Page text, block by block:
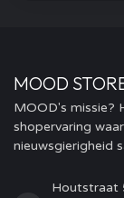
MOOD
MOOD's missie?
shopervaring
nieuwsgierigheid
Houtstraat